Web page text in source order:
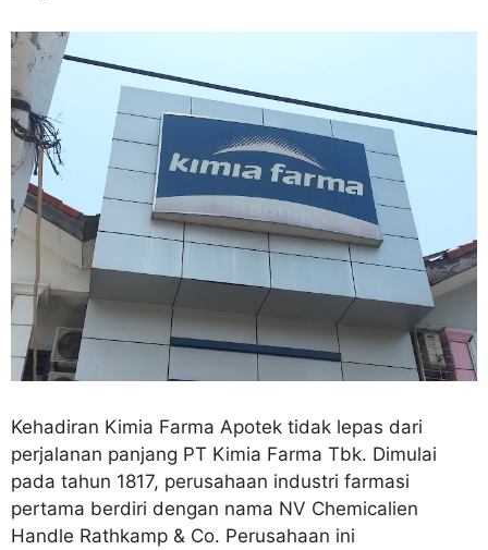
Kehadiran Kimia Farma Apotek tidak lepas dari
perjalanan panjang PT Kimia Farma Tbk. Dimulai
pada tahun 1817, perusahaan industri farmasi
pertama berdiri dengan nama NV Chemicalien
Handle Rathkamp & Co. Perusahaan ini